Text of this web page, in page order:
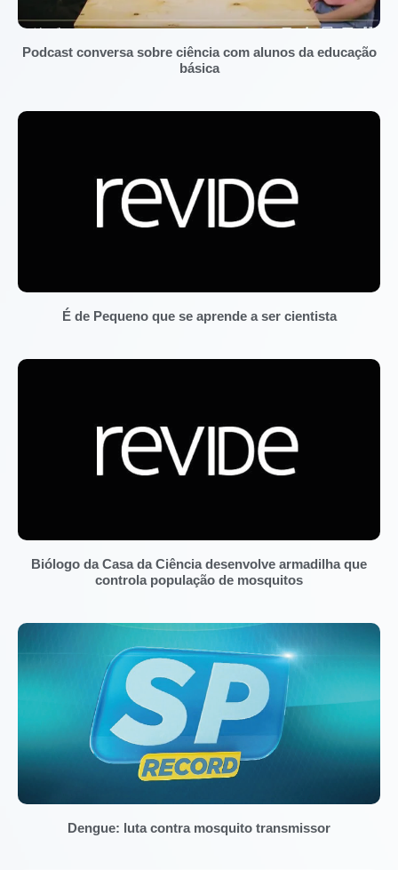
Podcast conversa sobre ciência com alunos da educação
básica
É de Pequeno que se aprende a ser cientista
Biólogo da Casa da Ciência desenvolve armadilha que
controla população de mosquitos
Dengue: luta contra mosquito transmissor